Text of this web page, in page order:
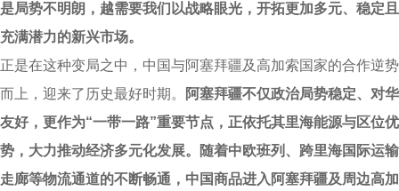
是局势不明朗，越需要我们以战略眼光，开拓更加多元、稳定且
充满潜力的新兴市场。
正是在这种变局之中，中国与阿塞拜疆及高加索国家的合作逆势
而上，迎来了历史最好时期。
阿塞拜疆不仅政治局势稳定、对华
友好，更作为“一带一路”重要节点，正依托其里海能源与区位优
势，大力推动经济多元化发展。随着中欧班列、跨里海国际运输
走廊等物流通道的不断畅通，中国商品进入阿塞拜疆及周边高加